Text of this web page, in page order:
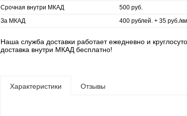
Срочная внутри МКАД
500 руб.
За МКАД
400 рублей. + 35 руб./
Наша служба доставки работает ежедневно и
доставка внутри МКАД бесплатно!
Характеристики Отзывы